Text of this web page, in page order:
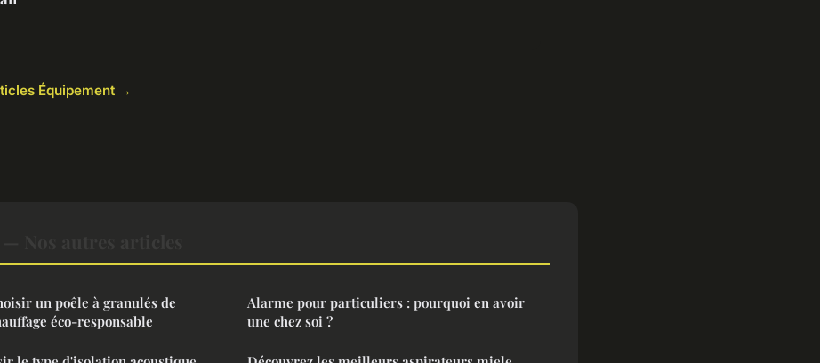
Équipement →
un poêle à granulés de
éco-responsable
Alarme pour particuliers : pourquoi en avoir
une chez soi ?